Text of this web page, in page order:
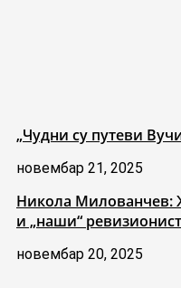
„Чудни су путеви
новембар 21, 2025
Никола Милованчев:
и „наши“
новембар 20, 2025